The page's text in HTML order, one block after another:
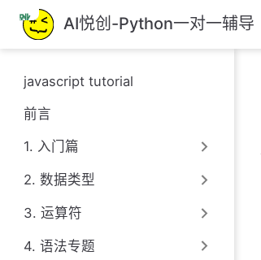
跳
至
主
內
容
AI悦创-Python一对一辅导
javascript tutorial
前言
1. 入门篇
2. 数据类型
3. 运算符
4. 语法专题